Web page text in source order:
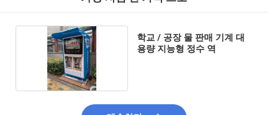
학교 / 공장 물 판매 기계 대
용량 지능형 정수 역